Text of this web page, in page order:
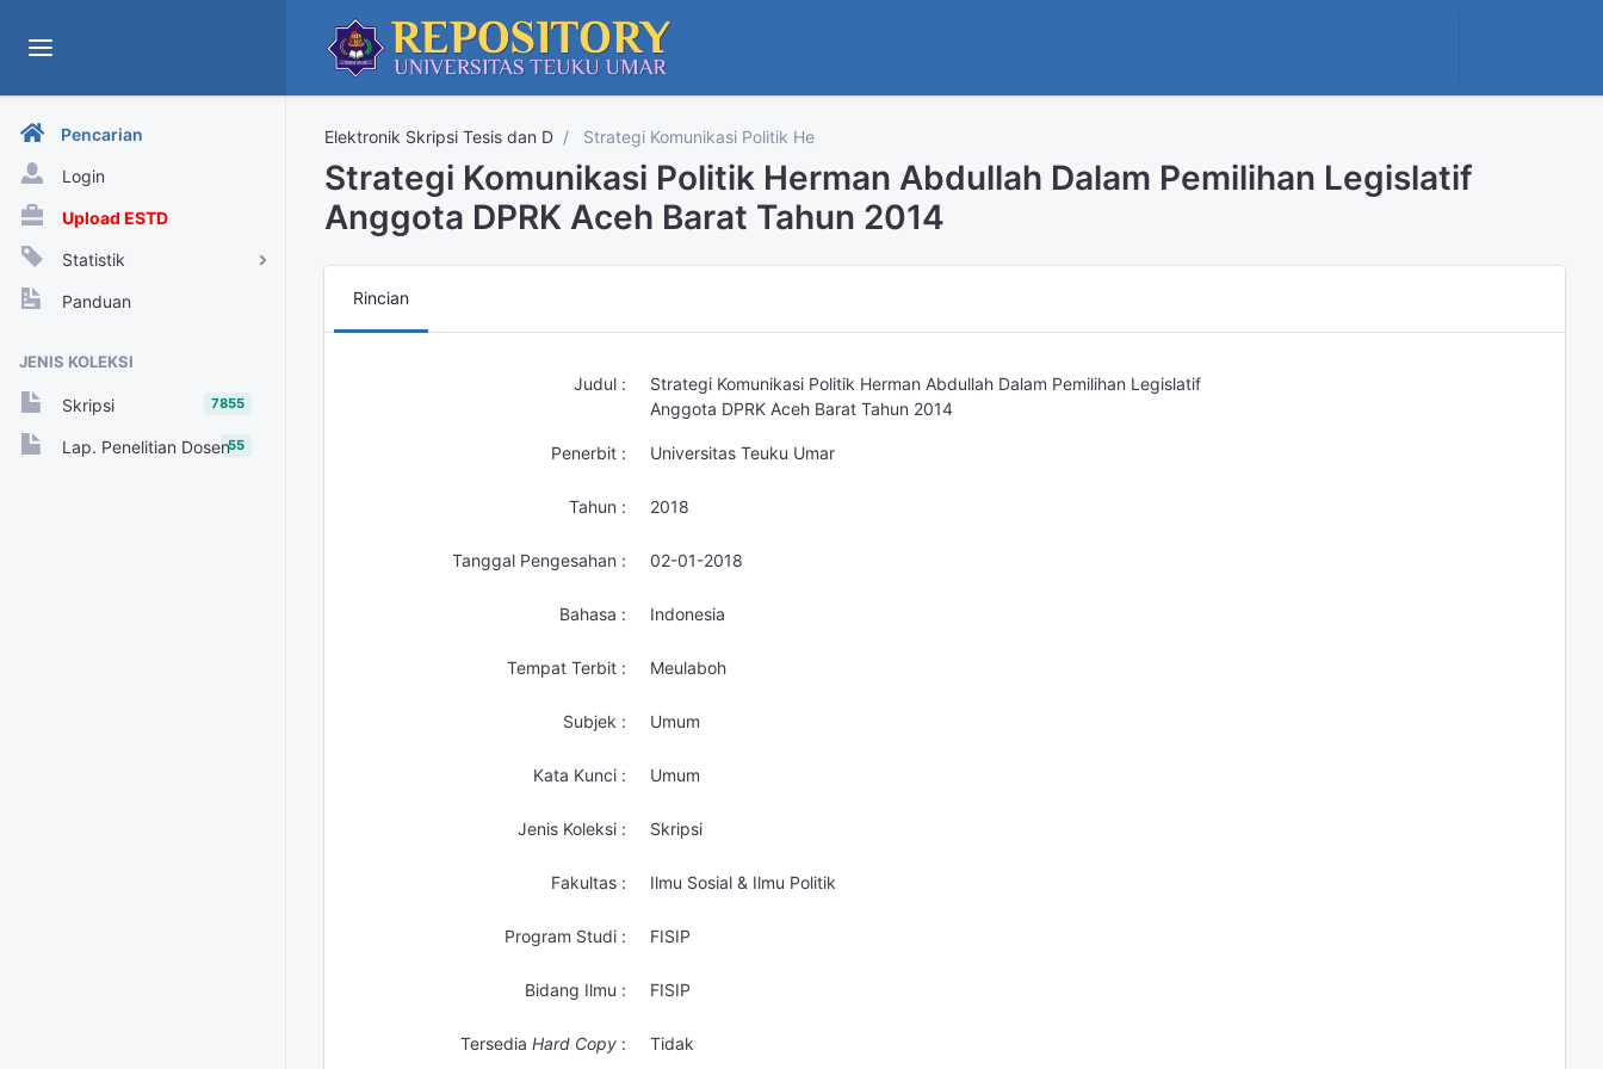
Pencarian
Login
Upload ESTD
Statistik
View Harian
Rekap View Bulanan
Rekap View Harian
Panduan
JENIS KOLEKSI
Skripsi 7855
Lap. Penelitian Dosen55
Elektronik Skripsi Tesis dan D Strategi Komunikasi Politik He
Strategi Komunikasi Politik Herman Abdullah Dalam Pemilihan Legislatif
Anggota DPRK Aceh Barat Tahun 2014
Rincian
Judul :
Strategi Komunikasi Politik Herman Abdullah Dalam Pemilihan Legislatif
Anggota DPRK Aceh Barat Tahun 2014
Penerbit : Universitas Teuku Umar
Tahun : 2018
Tanggal Pengesahan : 02-01-2018
Bahasa : Indonesia
Tempat Terbit : Meulaboh
Subjek : Umum
Kata Kunci : Umum
Jenis Koleksi : Skripsi
Fakultas : Ilmu Sosial & Ilmu Politik
Program Studi : FISIP
Bidang Ilmu : FISIP
Tersedia Hard Copy : Tidak